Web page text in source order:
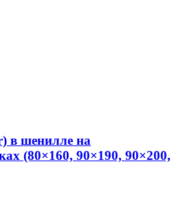
в шенилле на
(80×160, 90×190, 90×200,